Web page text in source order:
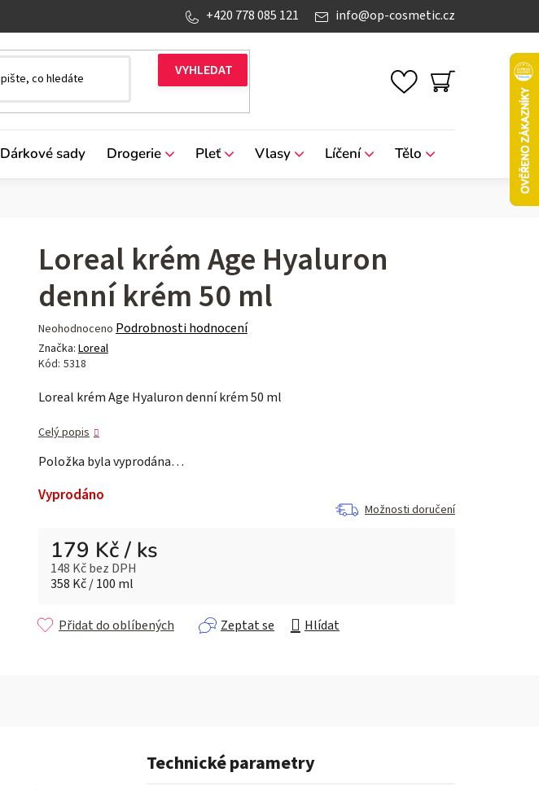
info@op-cosmetic.cz
+420 778 085 121
NÁKUPNÍ
Dárkové sady Drogerie Pleť Vlasy Líčení Tělo
Loreal krém Age Hyaluron
denní krém 50 ml
Průměrné
hodnocení
produktu
0,0
hvězdiček.
Neohodnoceno Podrobnosti hodnocení
Značka: Loreal
Kód: 5318
Loreal krém Age Hyaluron denní krém 50 ml
Celý popis
Položka byla vyprodána…
Vyprodáno
Možnosti doručení
179 Kč/ ks
148 Kč bez DPH
Měrná cena:
358 Kč / 100 ml
Zeptat se Hlídat
Přidat do oblíbených
Technické parametry